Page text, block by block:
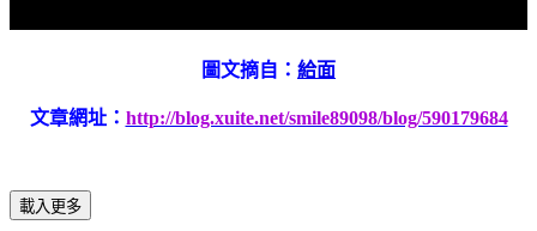
圖文摘自： 給面
文章網址： http://blog.xuite.net/smile89098/blog/590179684
載入更多